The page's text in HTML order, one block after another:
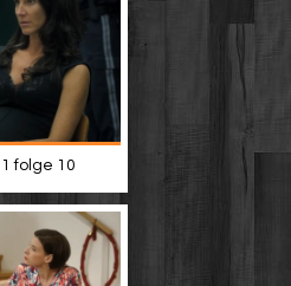
folge 10